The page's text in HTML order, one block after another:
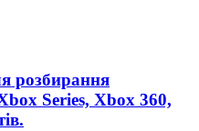
розбирання
Series, Xbox 360,